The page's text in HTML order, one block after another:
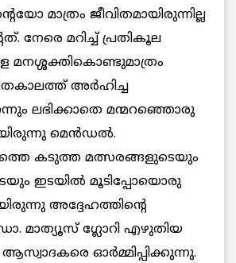
മാത്രം ജീവിതമായിരുന്നില്ല
നേരെ മറിച്ച് പ്രതികൂല
മനശ്ശക്തികൊണ്ടുമാത്രം
അര്‍ഹിച്ച
ലഭിക്കാതെ മന്മറഞ്ഞൊരു
മെന്‍ഡല്‍.
കടുത്ത മത്സരങ്ങളുടെയും
ഇടയില്‍ മൂടിപ്പോയൊരു
അദ്ദേഹത്തിന്റെ
മാത്യൂസ് ഗ്ലോറി എഴുതിയ
ഓര്‍മ്മിപ്പിക്കുന്നു.